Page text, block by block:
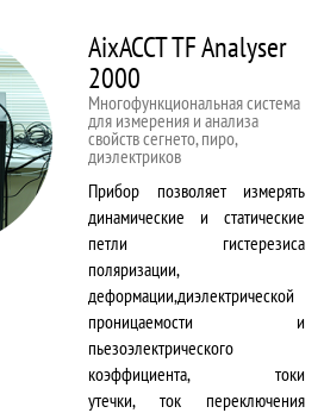
AixACCT TF Analyser
2000
Многофункциональная система
для измерения и анализа
свойств сегнето, пиро,
диэлектриков
Прибор позволяет измерять
динамические и статические
петли гистерезиса
поляризации,
деформации,диэлектрической
проницаемости и
пьезоэлектрического
коэффициента, токи
утечки, ток переключения